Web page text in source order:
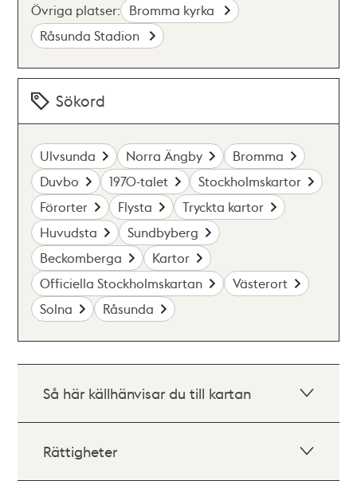
Övriga platser: Bromma kyrka
Råsunda Stadion
Sökord
Ulvsunda Norra Ängby
Bromma
Duvbo
1970-talet
Stockholmskartor
Förorter
Flysta
Tryckta kartor
Huvudsta
Sundbyberg
Beckomberga
Kartor
Officiella Stockholmskartan
Västerort
Solna
Råsunda
Så här källhänvisar du till kartan
Rättigheter